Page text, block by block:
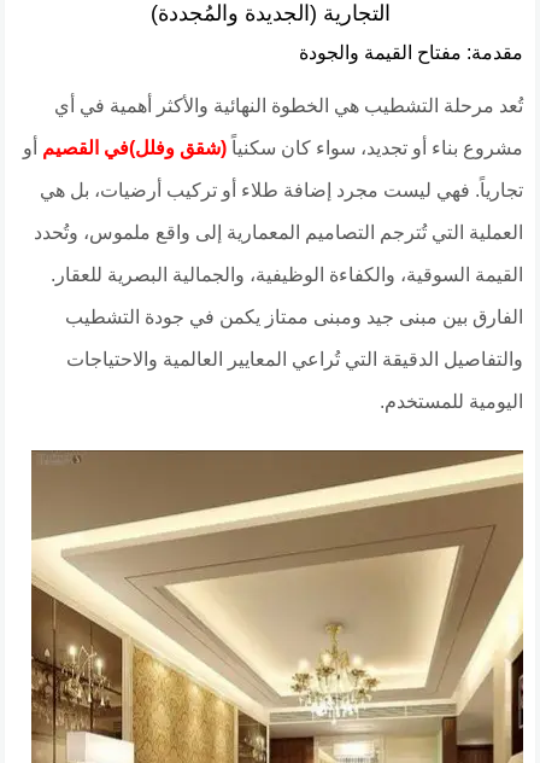
التجارية (الجديدة والمُجددة)
​مقدمة: مفتاح القيمة والجودة
​تُعد مرحلة التشطيب هي الخطوة النهائية والأكثر أهمية في أي
مشروع بناء أو تجديد، سواء كان سكنياً(شقق وفلل)في القصيم أو
تجارياً. فهي ليست مجرد إضافة طلاء أو تركيب أرضيات، بل هي
العملية التي تُترجم التصاميم المعمارية إلى واقع ملموس، وتُحدد
القيمة السوقية، والكفاءة الوظيفية، والجمالية البصرية للعقار.
الفارق بين مبنى جيد ومبنى ممتاز يكمن في جودة التشطيب
والتفاصيل الدقيقة التي تُراعي المعايير العالمية والاحتياجات
اليومية للمستخدم.